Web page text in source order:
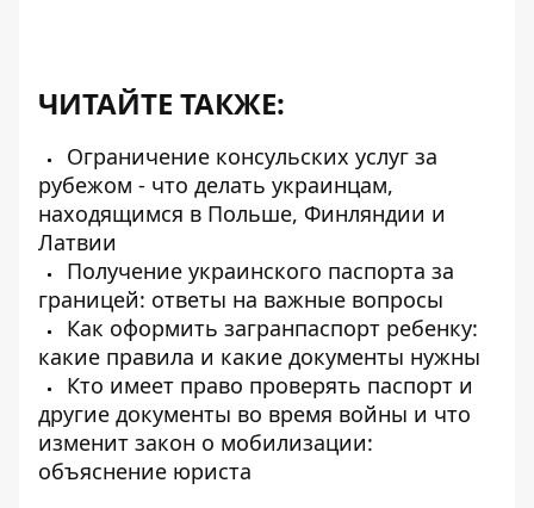
ЧИТАЙТЕ ТАКЖЕ:
Ограничение консульских услуг за
рубежом - что делать украинцам,
находящимся в Польше, Финляндии и
Латвии
Получение украинского паспорта за
границей: ответы на важные вопросы
Как оформить загранпаспорт ребенку:
какие правила и какие документы нужны
Кто имеет право проверять паспорт и
другие документы во время войны и что
изменит закон о мобилизации:
объяснение юриста